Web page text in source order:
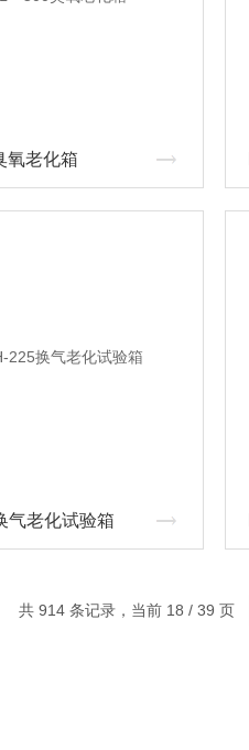
氧老化箱
气老化试验箱
共 914 条记录，当前 18 / 39 页